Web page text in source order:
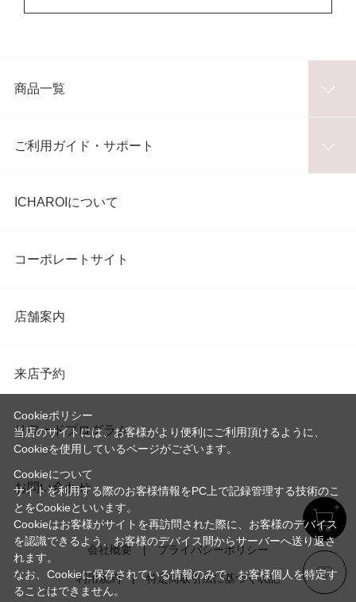
商品一覧
ご利用ガイド・サポート
ICHAROIについて
コーポレートサイト
店舗案内
来店予約
リワードプログラム
お問い合わせ
会社概要 プライバシーポリシー
利用規約 特定商取引法に基づく表記
Cookieポリシー
当店のサイトには、お客様がより便利にご利用頂けるように、
Cookieを使用しているページがございます。
Cookieについて
サイトを利用する際のお客様情報をPC上で記録管理する技術のこ
とをCookieといいます。
Cookieはお客様がサイトを再訪問された際に、お客様のデバイス
を認識できるよう、お客様のデバイス間からサーバーへ送り返さ
れます。
なお、Cookieに保存されている情報のみで、お客様個人を特定す
ることはできません。